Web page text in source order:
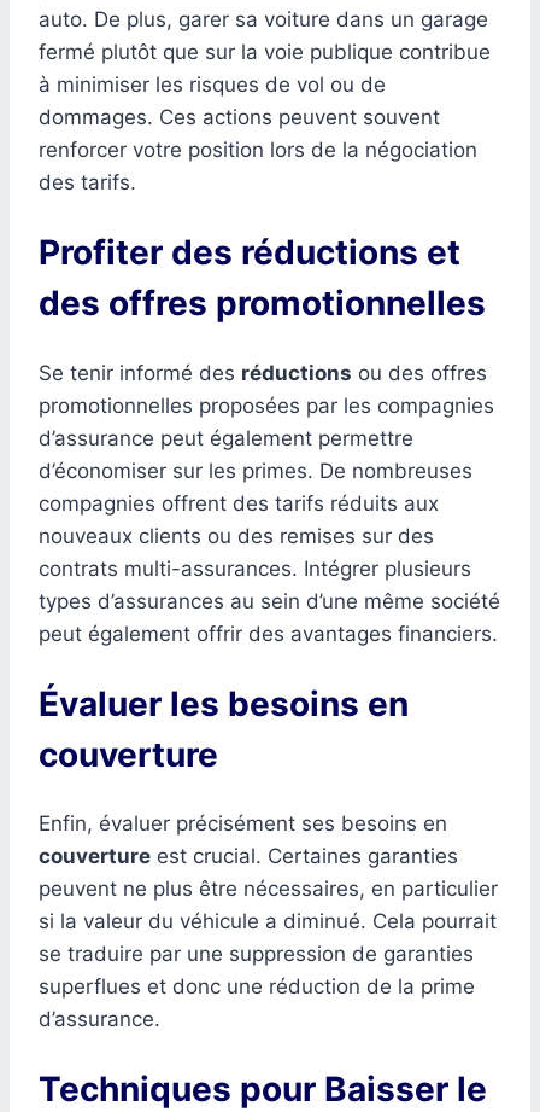
auto. De plus, garer sa voiture dans un garage
fermé plutôt que sur la voie publique contribue
à minimiser les risques de vol ou de
dommages. Ces actions peuvent souvent
renforcer votre position lors de la négociation
des tarifs.
Profiter des réductions et
des offres promotionnelles
Se tenir informé des réductions ou des offres
promotionnelles proposées par les compagnies
d’assurance peut également permettre
d’économiser sur les primes. De nombreuses
compagnies offrent des tarifs réduits aux
nouveaux clients ou des remises sur des
contrats multi-assurances. Intégrer plusieurs
types d’assurances au sein d’une même société
peut également offrir des avantages financiers.
Évaluer les besoins en
couverture
Enfin, évaluer précisément ses besoins en
couverture est crucial. Certaines garanties
peuvent ne plus être nécessaires, en particulier
si la valeur du véhicule a diminué. Cela pourrait
se traduire par une suppression de garanties
superflues et donc une réduction de la prime
d’assurance.
Techniques pour Baisser le